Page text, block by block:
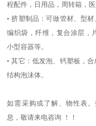
程配件，日用品，周转箱，
•挤塑制品：可做管材、型材
编织袋，纤维，复合涂层，
小型容器等。
•其它：低发泡、钙塑板，
结构泡沫体。
如需采购或了解、物性表。
息，敬请来电咨询 ！！